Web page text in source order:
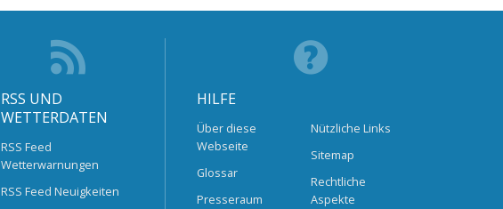
RSS UND
WETTERDATEN
RSS Feed
Wetterwarnungen
RSS Feed Neuigkeiten
HILFE
Über diese
Webseite
Glossar
Presseraum
Nützliche Links
Sitemap
Rechtliche
Aspekte